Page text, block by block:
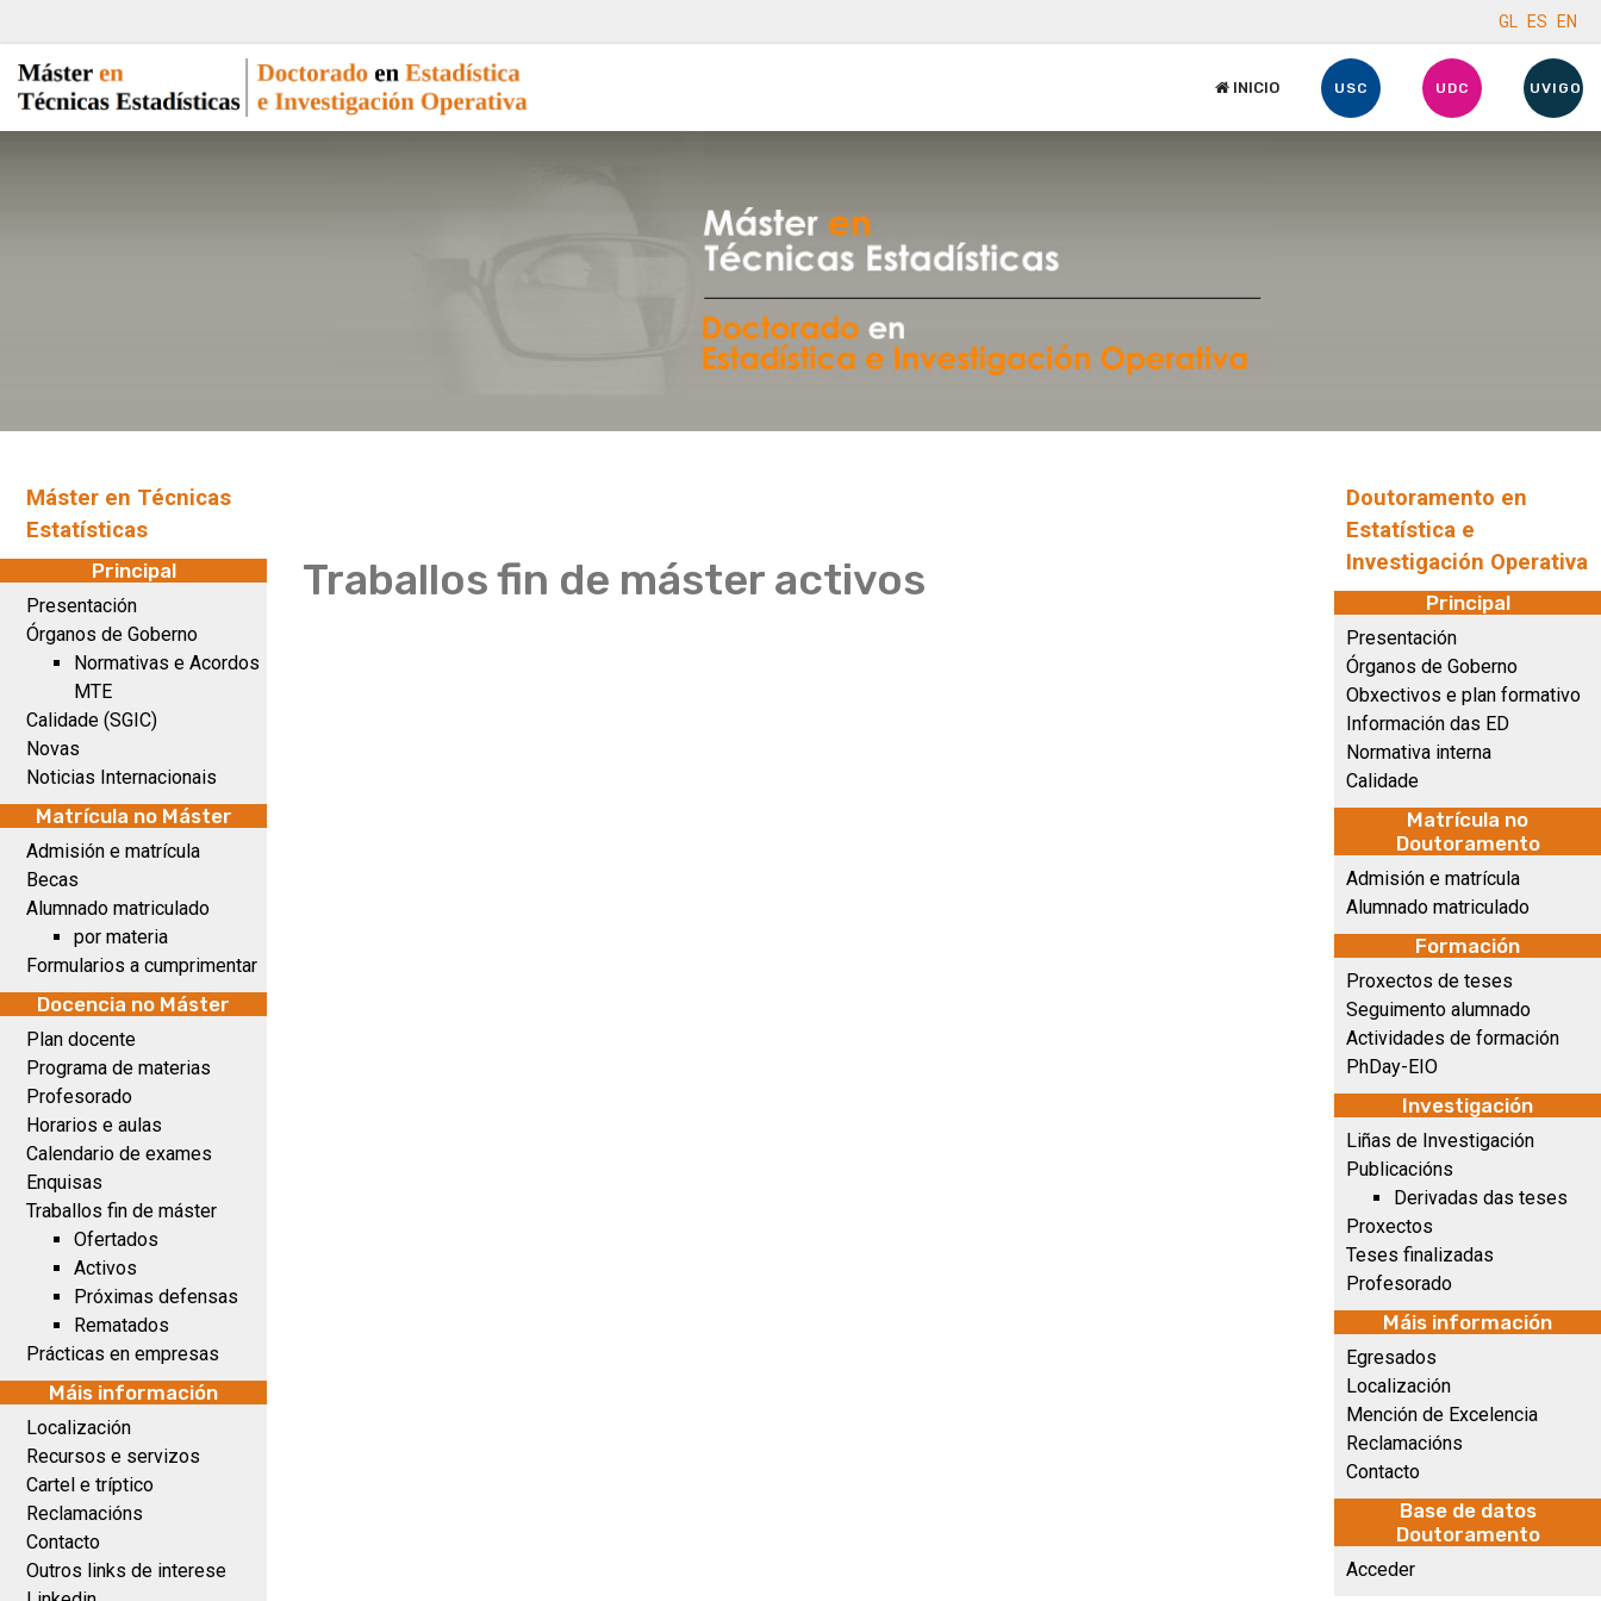
GL ES EN
INICIO USC UDC UVIGO
Máster en Técnicas
Estatísticas
Principal
Presentación
Órganos de Goberno
Normativas e Acordos
MTE
Calidade (SGIC)
Novas
Noticias Internacionais
Matrícula no Máster
Admisión e matrícula
Becas
Alumnado matriculado
por materia
Formularios a cumprimentar
Docencia no Máster
Plan docente
Programa de materias
Profesorado
Horarios e aulas
Calendario de exames
Enquisas
Traballos fin de máster
Ofertados
Activos
Próximas defensas
Rematados
Prácticas en empresas
Máis información
Localización
Recursos e servizos
Cartel e tríptico
Reclamacións
Contacto
Outros links de interese
Traballos fin de máster activos
Doutoramento en
Estatística e
Investigación Operativa
Principal
Presentación
Órganos de Goberno
Obxectivos e plan formativo
Información das ED
Normativa interna
Calidade
Matrícula no
Doutoramento
Admisión e matrícula
Alumnado matriculado
Formación
Proxectos de teses
Seguimento alumnado
Actividades de formación
PhDay-EIO
Investigación
Liñas de Investigación
Publicacións
Derivadas das teses
Proxectos
Teses finalizadas
Profesorado
Máis información
Egresados
Localización
Mención de Excelencia
Reclamacións
Contacto
Base de datos
Doutoramento
Acceder